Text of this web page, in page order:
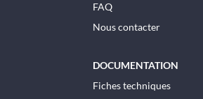
FAQ
Nous contacter
DOCUMENTATION
Fiches techniques